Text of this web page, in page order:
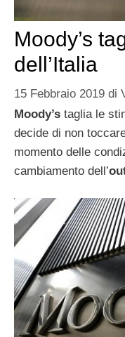
Moody’s
dell’Italia
15 Febbraio 2019 di
Moody’s taglia le
decide di non
momento delle
cambiamento dell’